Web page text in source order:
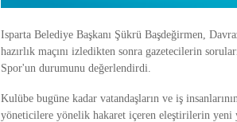
Isparta Belediye Başkanı Şükrü Başdeğirmen,
hazırlık maçını izledikten sonra gazetecilerin
Spor'un durumunu değerlendirdi.
Kulübe bugüne kadar vatandaşların ve iş
yöneticilere yönelik hakaret içeren eleştirilerin yeni